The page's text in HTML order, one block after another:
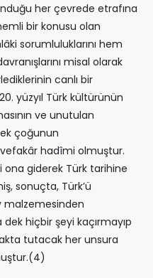
her çevrede etrafına
bir konusu olan
sorumluluklarını hem
misal olarak
canlı bir
yüzyıl Türk kültürünün
ve unutulan
çoğunun
vefakâr hadîmi olmuştur.
ona giderek Türk tarihine
sonuçta, Türk’ü
malzemesinden
hiçbir şeyi kaçırmayıp
tutacak her unsura